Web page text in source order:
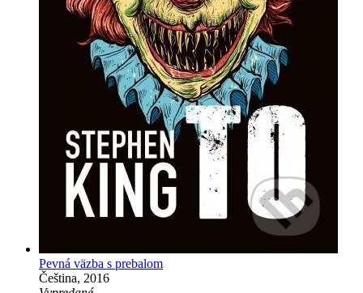
Pevná väzba s prebalom
Čeština, 2016